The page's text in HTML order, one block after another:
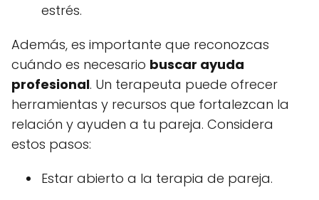
estrés.
Además, es importante que reconozcas
cuándo es necesario buscar ayuda
profesional. Un terapeuta puede ofrecer
herramientas y recursos que fortalezcan la
relación y ayuden a tu pareja. Considera
estos pasos:
Estar abierto a la terapia de pareja.